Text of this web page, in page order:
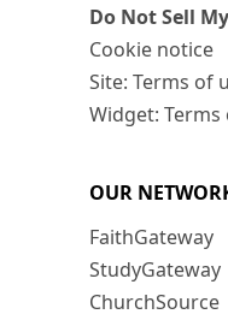
Do Not Sell
Cookie notice
Site: Terms of
Widget: Terms
OUR
FaithGateway
StudyGateway
ChurchSource